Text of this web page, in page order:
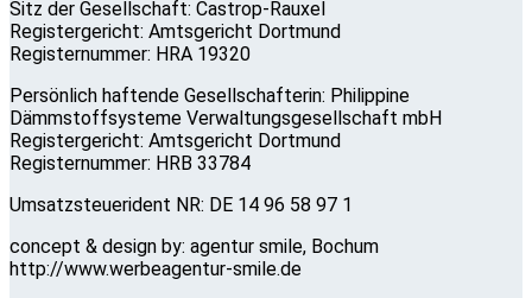
Sitz der Gesellschaft: Castrop-Rauxel
Registergericht: Amtsgericht Dortmund
Registernummer: HRA 19320
Persönlich haftende Gesellschafterin: Philippine
Dämmstoffsysteme Verwaltungsgesellschaft mbH
Registergericht: Amtsgericht Dortmund
Registernummer: HRB 33784
Umsatzsteuerident NR: DE 14 96 58 97 1
concept & design by: agentur smile, Bochum
http://www.werbeagentur-smile.de